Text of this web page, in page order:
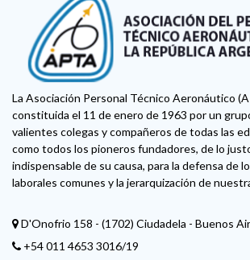
La Asociación Personal Técnico Aeronáutico
constituida el 11 de enero de 1963 por un
valientes colegas y compañeros de todas las
como todos los pioneros fundadores, de lo
indispensable de su causa, para la defensa de
laborales comunes y la jerarquización de
D'Onofrio 158 - (1702) Ciudadela - Buenos
+54 011 4653 3016/19